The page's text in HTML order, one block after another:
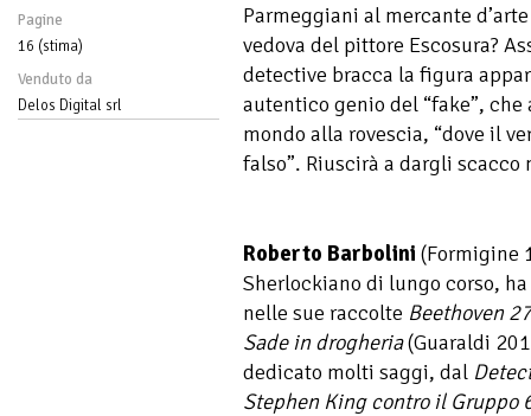
Pagine
16 (stima)
Venduto da
Delos Digital srl
Parmeggiani al mercante
vedova del pittore Escosura?
detective bracca la figura
autentico genio del “fake”,
mondo alla rovescia, “dove il
falso”. Riuscirà a dargli scacco
Roberto Barbolini (Formigine
Sherlockiano di lungo corso,
nelle sue raccolte Beethoven
Sade in drogheria(Guaraldi
dedicato molti saggi, dal
Stephen King contro il Gruppo